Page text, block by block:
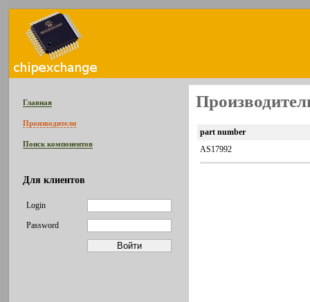
Главная
Производители
Поиск компонентов
Для клиентов
Login
Password
part number
AS17992